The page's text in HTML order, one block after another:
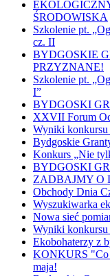
ŚRODOWISKA
Szkolenie pt.
cz. II
BYDGOSKIE
PRZYZNANE!
Szkolenie pt.
I”
BYDGOSKI
XXVII Forum
Wyniki konkursu
Bydgoskie
Konkurs „Nie
BYDGOSKI
ZADBAJMY O
Obchody Dnia
Wyszukiwarka
Nowa sieć
Wyniki konkursu
Ekobohaterzy z
KONKURS "Co
maja!